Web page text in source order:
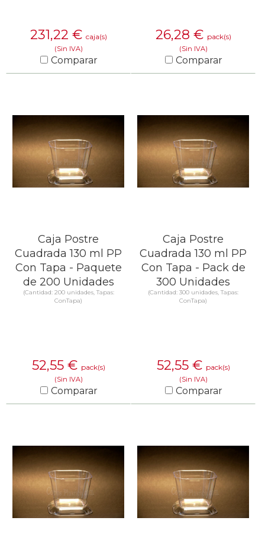
231,22 € caja(s)
(Sin IVA)
Comparar
26,28 € pack(s)
(Sin IVA)
Comparar
Caja Postre
Cuadrada 130 ml PP
Con Tapa - Paquete
de 200 Unidades
(Cantidad: 200 unidades, Tapas:
ConTapa)
52,55 € pack(s)
(Sin IVA)
Comparar
Caja Postre
Cuadrada 130 ml PP
Con Tapa - Pack de
300 Unidades
(Cantidad: 300 unidades, Tapas:
ConTapa)
52,55 € pack(s)
(Sin IVA)
Comparar